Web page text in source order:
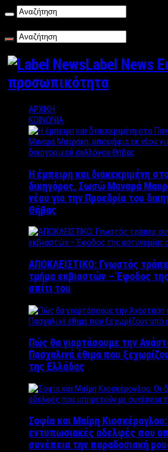
Label News
προσωπικότητα
ΑΡΧΙΚΗ
ΚΟΙΝΩΝΙΑ
Η έμπειρη και διακεκριμένη
δικηγόρος, Σωσώ Μαναρά
νέου για την Προεδρία του
Θήβας
ΑΠΟΚΛΕΙΣΤΙΚΟ: Γνωστός
τμήμα εκβιαστών – Έφοδος
σπίτι του
Πώς θα γιορτάσουμε την
Πασχαλινά έθιμα που
της Ελλάδας
Σοφία και Μαίρη
εντυπωσιακές αδελφές που
συνέπεια την παραδοσιακή